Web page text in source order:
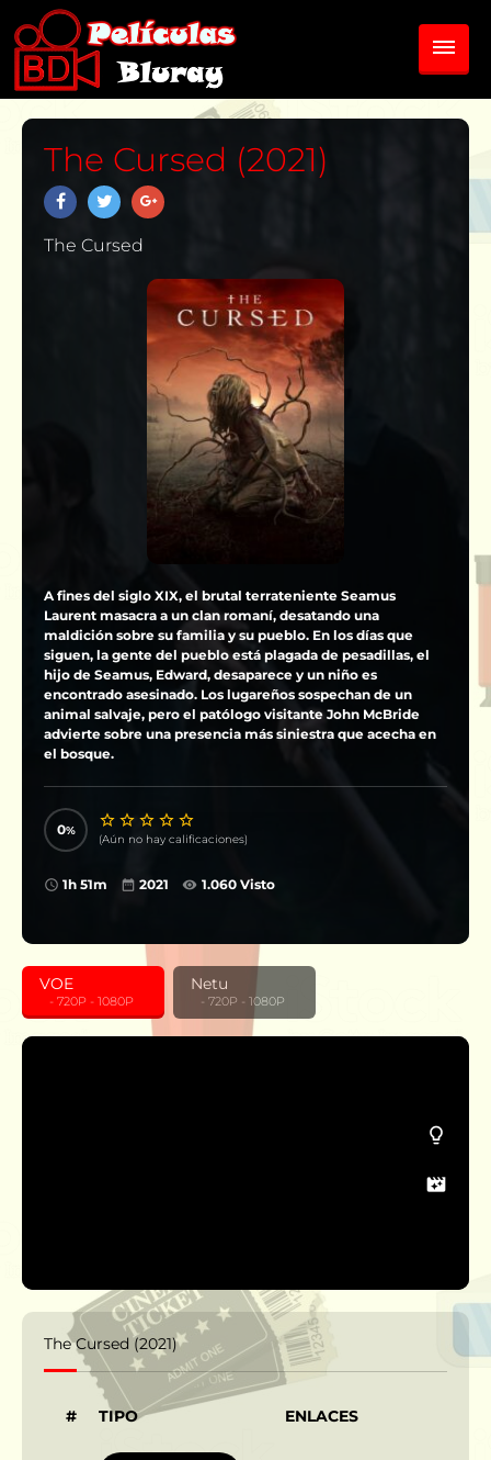
The Cursed (2021)
The Cursed
A fines del siglo XIX, el brutal terrateniente Seamus
Laurent masacra a un clan romaní, desatando una
maldición sobre su familia y su pueblo. En los días que
siguen, la gente del pueblo está plagada de pesadillas, el
hijo de Seamus, Edward, desaparece y un niño es
encontrado asesinado. Los lugareños sospechan de un
animal salvaje, pero el patólogo visitante John McBride
advierte sobre una presencia más siniestra que acecha en
el bosque.
0
(Aún no hay calificaciones)
1h 51m 2021 1.060 Visto
VOE
‎ ‎ ‎ - 720P - 1080P
Netu
‎ ‎ ‎ - 720P - 1080P
The Cursed (2021)
# TIPO ENLACES